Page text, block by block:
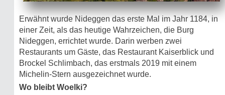
Erwähnt wurde Nideggen das erste Mal im Jahr 1184, in
einer Zeit, als das heutige Wahrzeichen, die Burg
Nideggen, errichtet wurde. Darin werben zwei
Restaurants um Gäste, das Restaurant Kaiserblick und
Brockel Schlimbach, das erstmals 2019 mit einem
Michelin-Stern ausgezeichnet wurde.
Wo bleibt Woelki?